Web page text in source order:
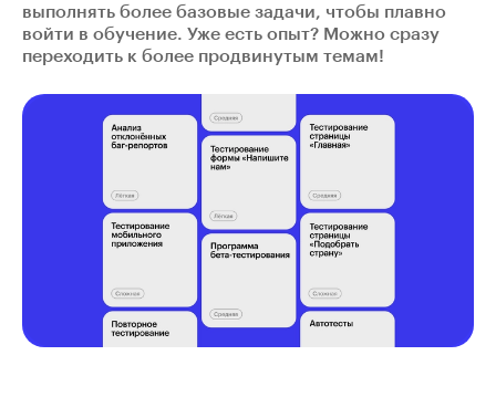
выполнять более базовые задачи, чтобы плавно
войти в обучение. Уже есть опыт? Можно сразу
переходить к более продвинутым темам!